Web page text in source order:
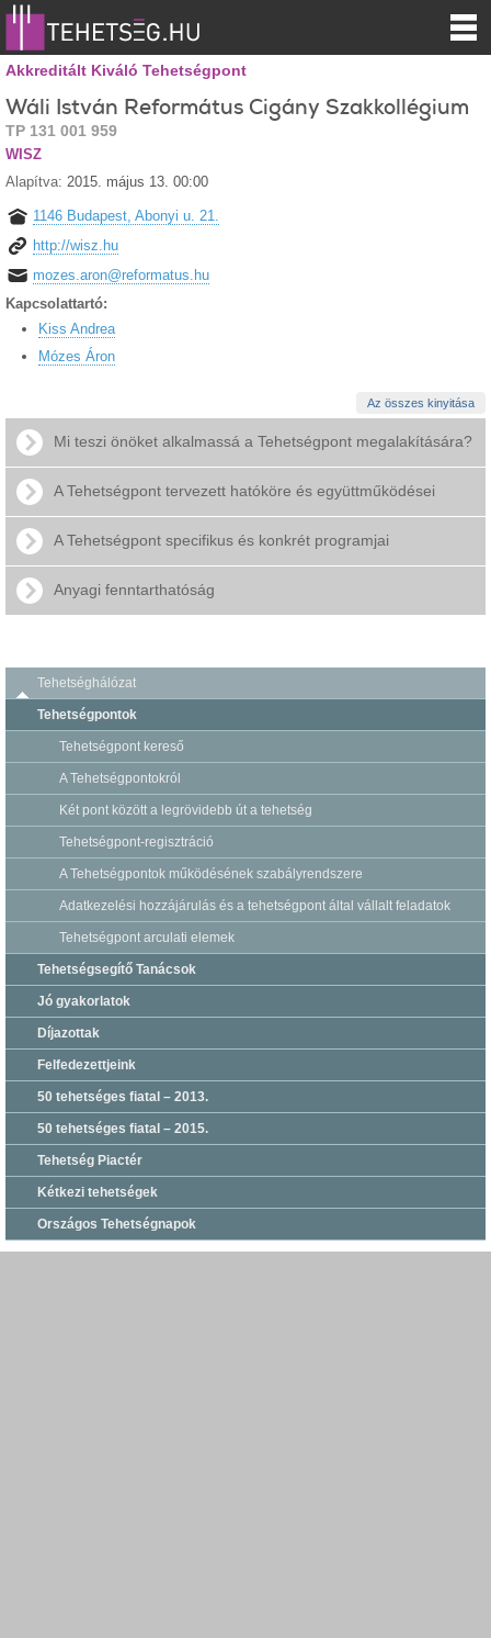
Akkreditált Kiváló Tehetségpont
Wáli István Református Cigány Szakkollégium
TP 131 001 959
WISZ
Alapítva: 2015. május 13. 00:00
1146 Budapest, Abonyi u. 21.
http://wisz.hu
mozes.aron@reformatus.hu
Kapcsolattartó:
Kiss Andrea
Mózes Áron
Az összes kinyitása
Mi teszi önöket alkalmassá a Tehetségpont megalakítására?
A Tehetségpont tervezett hatóköre és együttműködései
A Tehetségpont specifikus és konkrét programjai
Anyagi fenntarthatóság
Tehetséghálózat
Tehetségpontok
Tehetségpont kereső
A Tehetségpontokról
Két pont között a legrövidebb út a tehetség
Tehetségpont-regisztráció
A Tehetségpontok működésének szabályrendszere
Adatkezelési hozzájárulás és a tehetségpont által vállalt feladatok
Tehetségpont arculati elemek
Tehetségsegítő Tanácsok
Jó gyakorlatok
Díjazottak
Felfedezettjeink
50 tehetséges fiatal – 2013.
50 tehetséges fiatal – 2015.
Tehetség Piactér
Kétkezi tehetségek
Országos Tehetségnapok